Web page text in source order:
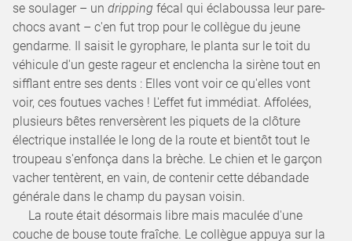
se soulager – un dripping fécal qui éclaboussa leur pare-
chocs avant – c'en fut trop pour le collègue du jeune
gendarme. Il saisit le gyrophare, le planta sur le toit du
véhicule d'un geste rageur et enclencha la sirène tout en
sifflant entre ses dents : Elles vont voir ce qu'elles vont
voir, ces foutues vaches ! L'effet fut immédiat. Affolées,
plusieurs bêtes renversèrent les piquets de la clôture
électrique installée le long de la route et bientôt tout le
troupeau s'enfonça dans la brèche. Le chien et le garçon
vacher tentèrent, en vain, de contenir cette débandade
générale dans le champ du paysan voisin.
La route était désormais libre mais maculée d'une
couche de bouse toute fraîche. Le collègue appuya sur la